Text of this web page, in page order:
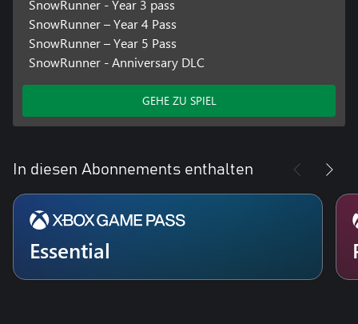
SnowRunner - Year 3 pass
SnowRunner – Year 4 Pass
SnowRunner – Year 5 Pass
SnowRunner - Anniversary DLC
GEHE ZU SPIEL
In diesen Abonnements enthalten
Essential